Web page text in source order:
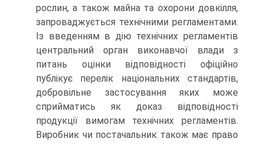
рослин, а також майна та охорони довкілля,
запроваджується технічними регламентами.
Із введенням в дію технічних регламентів
центральний орган виконавчої влади з
питань оцінки відповідності офіційно
публікує перелік національних стандартів,
добровільне застосування яких може
сприйматись як доказ відповідності
продукції вимогам технічних регламентів.
Виробник чи постачальник також має право